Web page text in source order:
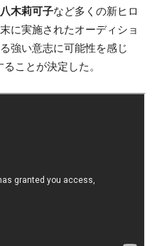
木莉可子など多くの新ヒロ
に実施されたオーディショ
強い意志に可能性を感じ
ことが決定した。